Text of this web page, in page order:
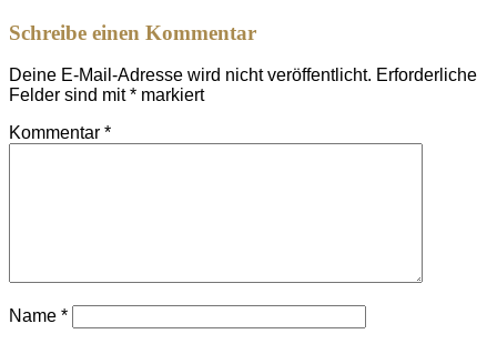
Schreibe einen Kommentar
Deine E-Mail-Adresse wird nicht veröffentlicht. Erforderliche
Felder sind mit* markiert
Kommentar *
Name *